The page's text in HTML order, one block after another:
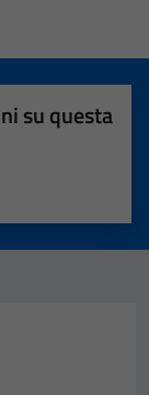
su questa